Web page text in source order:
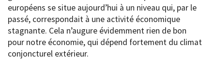
européens se situe aujourd’hui à un niveau qui, par le
passé, correspondait à une activité économique
stagnante. Cela n’augure évidemment rien de bon
pour notre économie, qui dépend fortement du climat
conjoncturel extérieur.